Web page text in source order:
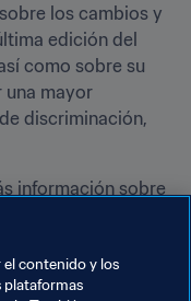
los cambios y
edición del
como sobre su
una mayor
discriminación,
información sobre
el contenido y los
plataformas